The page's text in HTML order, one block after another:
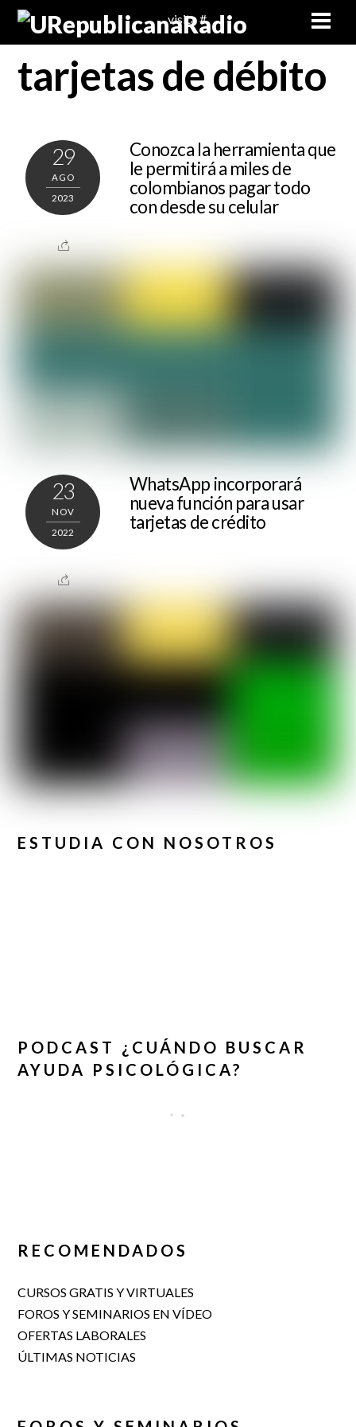
Skip
visita #
tarjetas de débito
29
AGO
2023
Conozca la herramienta que
le permitirá a miles de
colombianos pagar todo
con desde su celular
23
NOV
2022
WhatsApp incorporará
nueva función para usar
tarjetas de crédito
ESTUDIA CON NOSOTROS
PODCAST ¿CUÁNDO BUSCAR
AYUDA PSICOLÓGICA?
RECOMENDADOS
CURSOS GRATIS Y VIRTUALES
FOROS Y SEMINARIOS EN VÍDEO
OFERTAS LABORALES
ÚLTIMAS NOTICIAS